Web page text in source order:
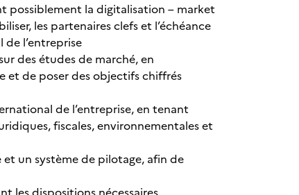
possiblement la digitalisation – market
les partenaires clefs et l’échéance
l’entreprise
des études de marché, en
et de poser des objectifs chiffrés
de l’entreprise, en tenant
fiscales, environnementales et
un système de pilotage, afin de